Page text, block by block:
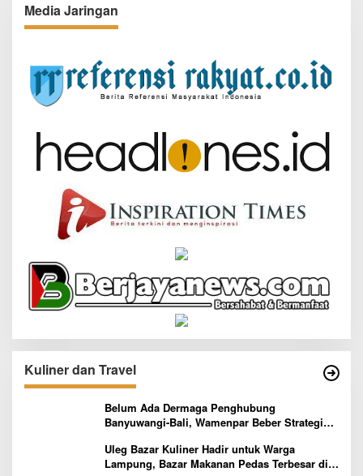
Media Jaringan
Kuliner dan Travel
Belum Ada Dermaga Penghubung
Banyuwangi-Bali, Wamenpar Beber Strategi
Uleg Bazar Kuliner Hadir untuk Warga
Lampung, Bazar Makanan Pedas Terbesar di